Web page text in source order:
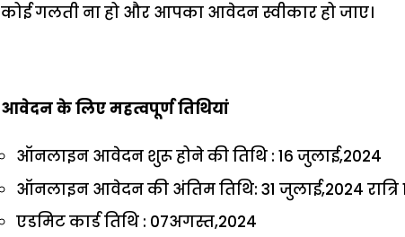
कोई गलती ना हो और आपका आवेदन स्वीकार हो जाए।
आवेदन के लिए महत्वपूर्ण तिथियां
ऑनलाइन आवेदन शुरू होने की तिथि : 16 जुलाई,2024
ऑनलाइन आवेदन की अंतिम तिथि: 31 जुलाई,2024 रात्रि
एडमिट कार्ड तिथि : 07अगस्त,2024